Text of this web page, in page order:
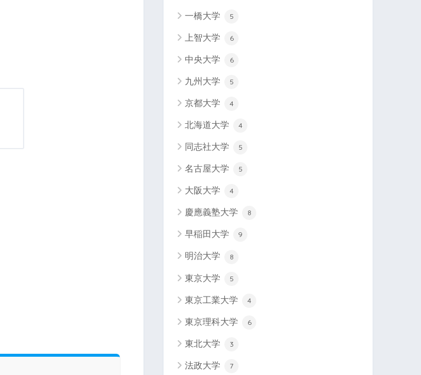
一橋大学 5
上智大学 6
中央大学 6
九州大学 5
京都大学 4
北海道大学 4
同志社大学 5
名古屋大学 5
大阪大学 4
慶應義塾大学 8
早稲田大学 9
明治大学 8
東京大学 5
東京工業大学 4
東京理科大学 6
東北大学 3
法政大学 7